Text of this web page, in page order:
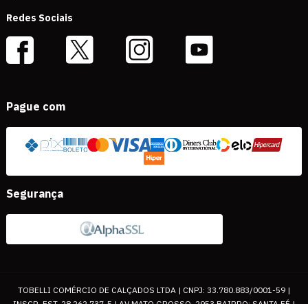
Redes Sociais
Pague com
Segurança
TOBELLI COMÉRCIO DE CALÇADOS LTDA | CNPJ: 33.780.883/0001-59 |